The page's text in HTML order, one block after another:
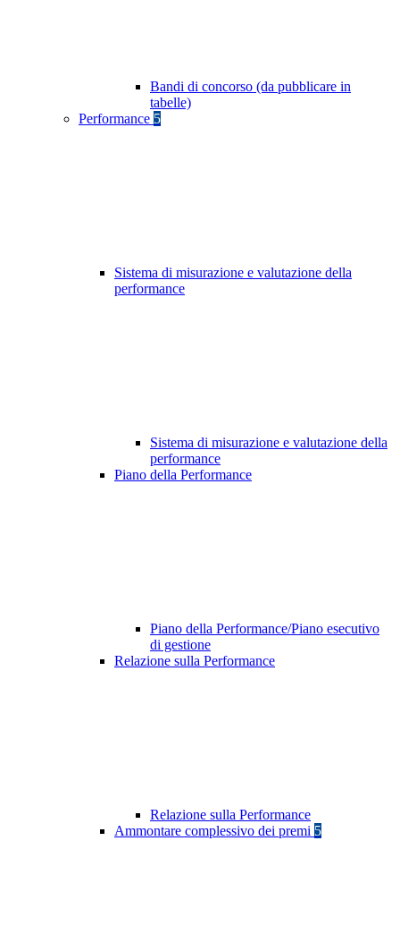
Bandi di concorso (da pubblicare in
tabelle)
Performance 5
Sistema di misurazione e valutazione della
performance
Sistema di misurazione e valutazione della
performance
Piano della Performance
Piano della Performance/Piano esecutivo
di gestione
Relazione sulla Performance
Relazione sulla Performance
Ammontare complessivo dei premi 5